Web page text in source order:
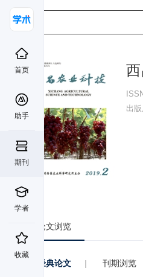
首页
助手
期刊
学者
收藏
出
论文浏览
经典论文 | 刊期浏览